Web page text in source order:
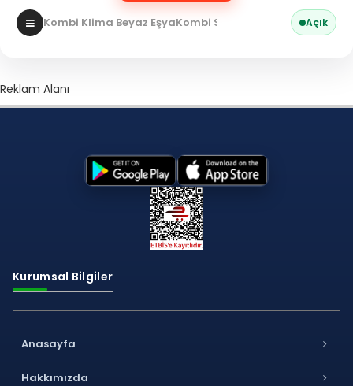
Kombi Klima Beyaz EşyaKombi Servisi Açık
Reklam Alanı
Kurumsal Bilgiler
Anasayfa
Hakkımızda